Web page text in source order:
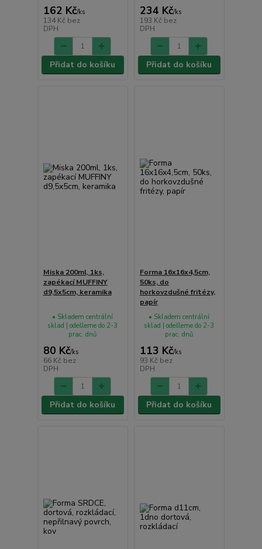
162 Kč/ks
134 Kč bez
DPH
Přidat do košíku
234 Kč/ks
193 Kč bez
DPH
Přidat do košíku
Miska 200ml, 1ks,
zapékací MUFFINY
d9,5x5cm, keramika
80 Kč/ks
66 Kč bez
DPH
• Skladem centrální
sklad | odešleme do 2-3
prac. dnů
Přidat do košíku
Forma 16x16x4,5cm,
50ks, do
horkovzdušné fritézy,
papír
113 Kč/ks
93 Kč bez
DPH
• Skladem centrální
sklad | odešleme do 2-3
prac. dnů
Přidat do košíku